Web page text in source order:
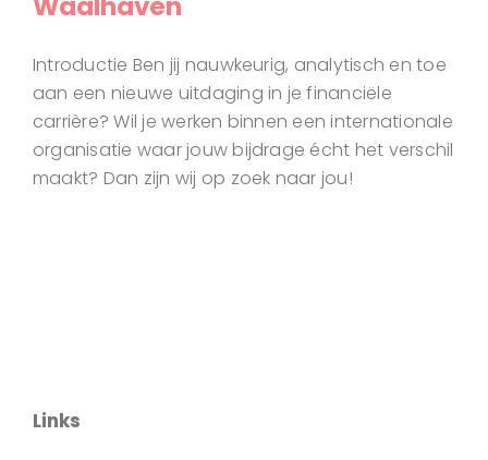
Introductie Ben jij nauwkeurig, analytisch en toe
aan een nieuwe uitdaging in je financiële
carrière? Wil je werken binnen een internationale
organisatie waar jouw bijdrage écht het verschil
maakt? Dan zijn wij op zoek naar jou!
Links